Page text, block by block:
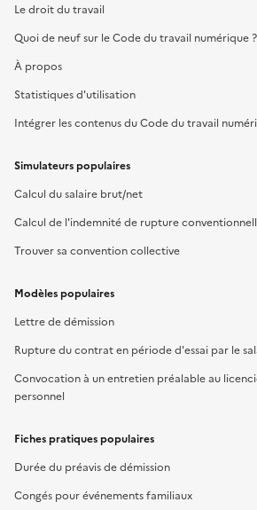
Le droit du travail
Quoi de neuf sur le Code du travail numérique ?
À propos
Statistiques d'utilisation
Intégrer les contenus du Code du travail
Simulateurs populaires
Calcul du salaire brut/net
Calcul de l'indemnité de rupture
Trouver sa convention collective
Modèles populaires
Lettre de démission
Rupture du contrat en période d'essai par le
Convocation à un entretien préalable au
personnel
Fiches pratiques populaires
Durée du préavis de démission
Congés pour événements familiaux